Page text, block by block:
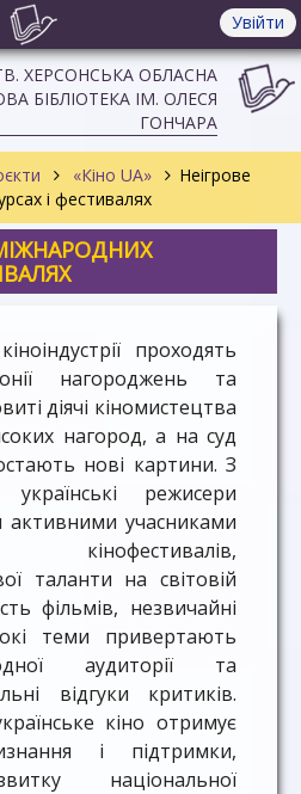
Увійти
ХЕРСОНСЬКА ОБЛАСНА
БІБЛІОТЕКА ІМ. ОЛЕСЯ
ГОНЧАРА
«Кіно UA»
Неігрове
і фестивалях
проходять
нагороджень та
діячі кіномистецтва
нагород, а на суд
нові картини. З
режисери
активними учасниками
кінофестивалів,
таланти на світовій
фільмів, незвичайні
теми привертають
аудиторії та
відгуки критиків.
кіно отримує
і підтримки,
національної